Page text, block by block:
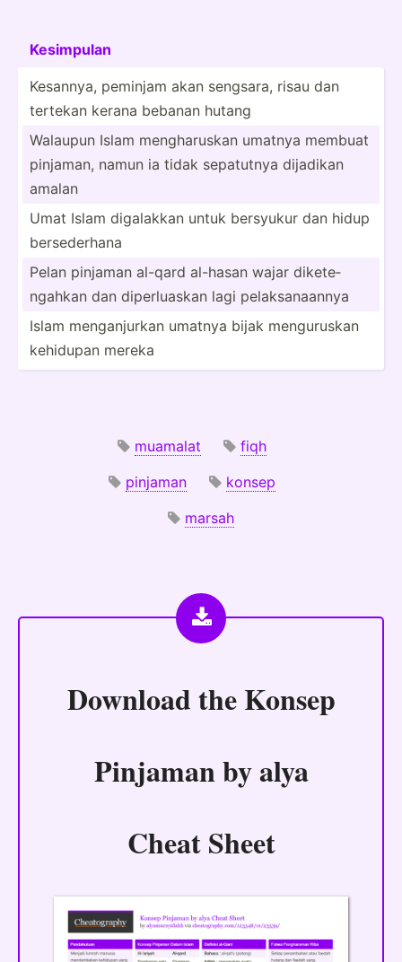
Kesimpulan
Kesannya, peminjam akan sengsara, risau dan
tertekan kerana bebanan hutang
Walaupun Islam mengha­ruskan umatnya membuat
pinjaman, namun ia tidak sepatutnya dijadikan
amalan
Umat Islam digalakkan untuk bersyukur dan hidup
bersed­erhana
Pelan pinjaman al-qard al-hasan wajar dikete­
ngahkan dan diperl­uaskan lagi pelaks­ana­annya
Islam mengan­jurkan umatnya bijak mengur­uskan
kehidupan mereka
muamalat
fiqh
pinjaman
konsep
marsah
Download theKonsep
Pinjaman by alya
Cheat Sheet